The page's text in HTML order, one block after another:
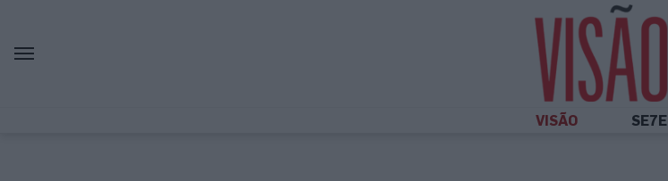
VISÃO SE7E